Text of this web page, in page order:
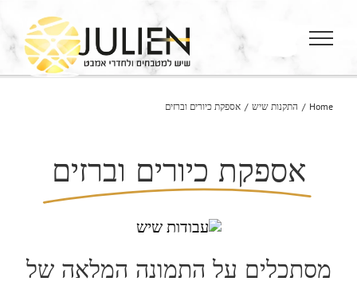
Home
/ התקנות שיש / אספקת כיורים וברזים
אספקת כיורים וברזים
מסתכלים על התמונה המלאה של